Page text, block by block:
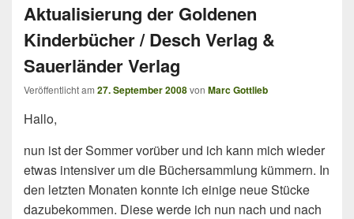
Aktualisierung der Goldenen
Kinderbücher / Desch Verlag &
Sauerländer Verlag
Veröffentlicht am 27. September 2008von Marc Gottlieb
Hallo,
nun ist der Sommer vorüber und ich kann mich wieder
etwas intensiver um die Büchersammlung kümmern. In
den letzten Monaten konnte ich einige neue Stücke
dazubekommen. Diese werde ich nun nach und nach